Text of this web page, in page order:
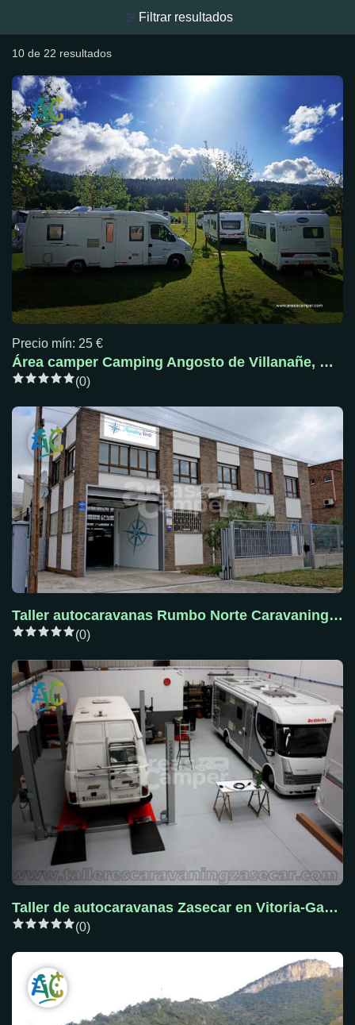
Filtrar resultados
10 de 22 resultados
Precio mín: 25 €
Área camper Camping Angosto de Villanañe, Álava
(0)
Taller autocaravanas Rumbo Norte Caravaning en Vitoria-Gasteiz
(0)
Taller de autocaravanas Zasecar en Vitoria-Gasteiz,
(0)